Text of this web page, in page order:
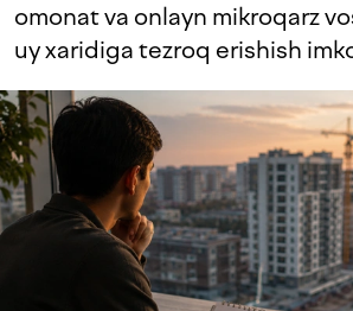
omonat va onlayn mikroqarz
uy xaridiga tezroq erishish